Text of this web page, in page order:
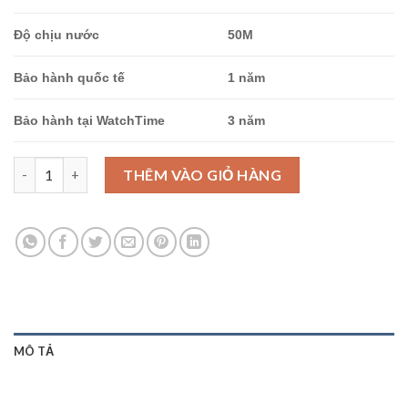
Độ chịu nước 50M
Bảo hành quốc tế 1 năm
Bảo hành tại WatchTime 3 năm
Ogival OG832-06LM-GL-T số lượng
THÊM VÀO GIỎ HÀNG
MÔ TẢ